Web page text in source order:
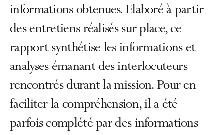
informations obtenues. Elaboré à partir
des entretiens réalisés sur place, ce
rapport synthétise les informations et
analyses émanant des interlocuteurs
rencontrés durant la mission. Pour en
faciliter la compréhension, il a été
parfois complété par des informations